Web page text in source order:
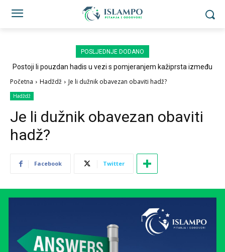
POSLJEDNJE DODANO
Postoji li pouzdan hadis u vezi s pomjeranjem kažiprsta između
Početna Hadždž Je li dužnik obavezan obaviti hadž?
Hadždž
Je li dužnik obavezan obaviti
hadž?
Facebook Twitter